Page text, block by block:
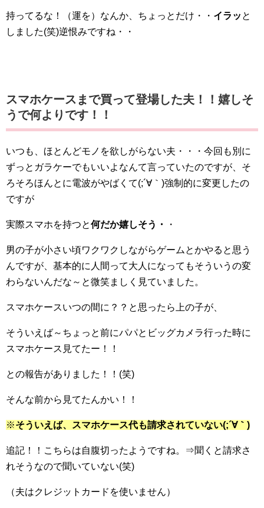
持ってるな！（運を）なんか、ちょっとだけ・・ イラッ と
しました(笑)逆恨みですね・・
スマホケースまで買って登場した夫！！嬉しそ
うで何よりです！！
いつも、ほとんどモノを欲しがらない夫・・・今回も別に
ずっとガラケーでもいいよなんて言っていたのですが、そ
ろそろほんとに電波がやばくて(;´∀｀)強制的に変更したの
ですが
実際スマホを持つと何だか嬉しそう・ ・
男の子が小さい頃ワクワクしながらゲームとかやると思う
んですが、基本的に人間って大人になってもそういうの変
わらないんだな～と微笑ましく見ていました。
スマホケースいつの間に？？と思ったら上の子が、
そういえば～ちょっと前にパパとビッグカメラ行った時に
スマホケース見てたー！！
との報告がありました！！(笑)
そんな前から見てたんかい！！
※そういえば、スマホケース代も請求されていない(;´∀｀)
追記！！こちらは自腹切ったようですね。⇒聞くと請求さ
れそうなので聞いていない(笑)
（夫はクレジットカードを使いません）